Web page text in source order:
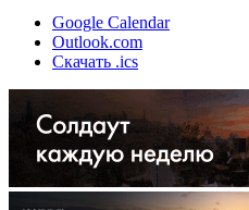
Google Calendar
Outlook.com
Скачать .ics